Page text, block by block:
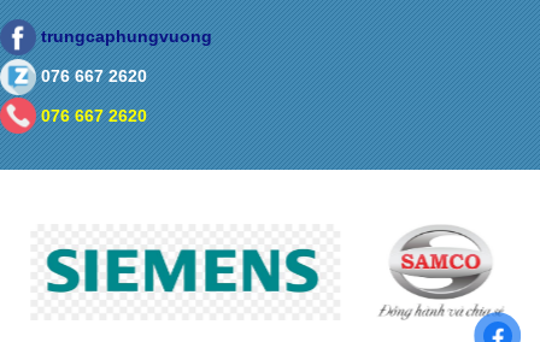
trungcaphungvuong
076 667 2620
076 667 2620